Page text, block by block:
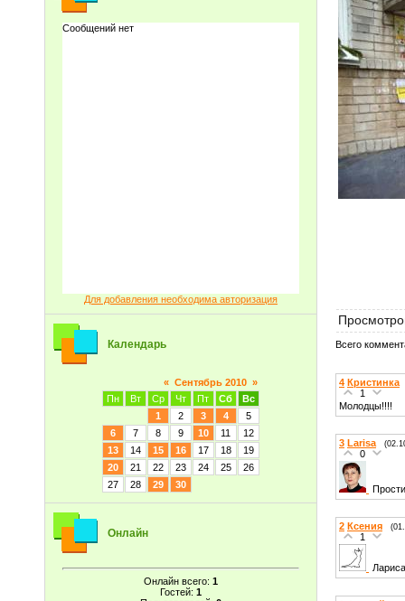
Для добавления необходима авторизация
Календарь
« Сентябрь 2010 »
Пн
Вт Ср Чт Пт Сб
Вс
1
2 3 4
5
6
7 8 9 10 11
12
13
14 15 16 17 18
19
20
21 22 23 24 25
26
27
28 29 30
Онлайн
Онлайн всего: 1
Гостей: 1
Всего
4 Кристинка
1
Молодцы!!!!
3 Larisa
0
2 Ксения
1